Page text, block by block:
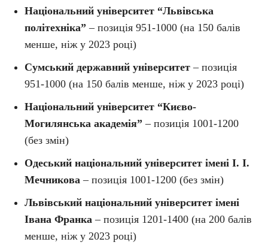
Національний університет “Львівська
політехніка” – позиція 951-1000 (на 150 балів
менше, ніж у 2023 році)
Сумський державний університет – позиція
951-1000 (на 150 балів менше, ніж у 2023 році)
Національний університет “Києво-
Могилянська академія” – позиція 1001-1200
(без змін)
Одеський національний університет імені І. І.
Мечникова – позиція 1001-1200 (без змін)
Львівський національний університет імені
Івана Франка – позиція 1201-1400 (на 200 балів
менше, ніж у 2023 році)